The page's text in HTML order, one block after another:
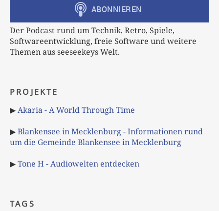
Der Podcast rund um Technik, Retro, Spiele,
Softwareentwicklung, freie Software und weitere
Themen aus seeseekeys Welt.
PROJEKTE
▶Akaria - A World Through Time
▶Blankensee in Mecklenburg - Informationen rund
um die Gemeinde Blankensee in Mecklenburg
▶Tone H - Audiowelten entdecken
TAGS